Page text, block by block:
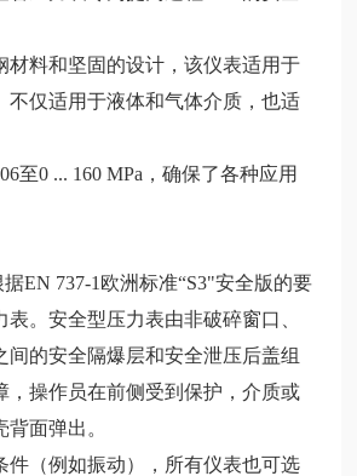
材料和坚固的设计，该仪表适用于
不仅适用于液体和气体介质，也适
至0 ... 160 MPa，确保了各种应用
EN 737-1欧洲标准“S3"安全版的要
。安全型压力表由非破碎窗口、
间的安全隔爆层和安全泄压后盖组
，操作员在前侧受到保护，介质或
面弹出。
件（例如振动），所有仪表也可选